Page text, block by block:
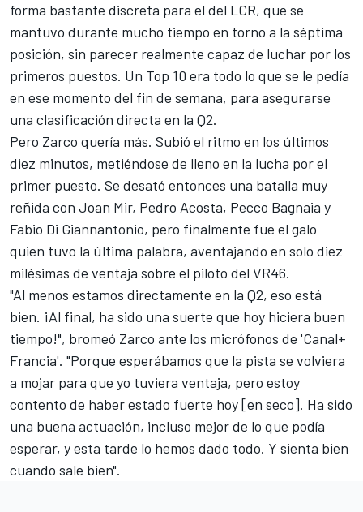
forma bastante discreta para el del LCR, que se
mantuvo durante mucho tiempo en torno a la séptima
posición, sin parecer realmente capaz de luchar por los
primeros puestos. Un Top 10 era todo lo que se le pedía
en ese momento del fin de semana, para asegurarse
una clasificación directa en la Q2.
Pero Zarco quería más. Subió el ritmo en los últimos
diez minutos, metiéndose de lleno en la lucha por el
primer puesto. Se desató entonces una batalla muy
reñida con Joan Mir, Pedro Acosta, Pecco Bagnaia y
Fabio Di Giannantonio, pero finalmente fue el galo
quien tuvo la última palabra, aventajando en solo diez
milésimas de ventaja sobre el piloto del VR46.
"Al menos estamos directamente en la Q2, eso está
bien. ¡Al final, ha sido una suerte que hoy hiciera buen
tiempo!", bromeó Zarco ante los micrófonos de 'Canal+
Francia'. "Porque esperábamos que la pista se volviera
a mojar para que yo tuviera ventaja, pero estoy
contento de haber estado fuerte hoy [en seco]. Ha sido
una buena actuación, incluso mejor de lo que podía
esperar, y esta tarde lo hemos dado todo. Y sienta bien
cuando sale bien".